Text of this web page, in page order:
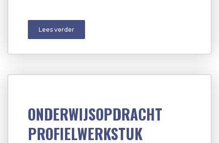
Lees verder
ONDERWIJSOPDRACHT
PROFIELWERKSTUK